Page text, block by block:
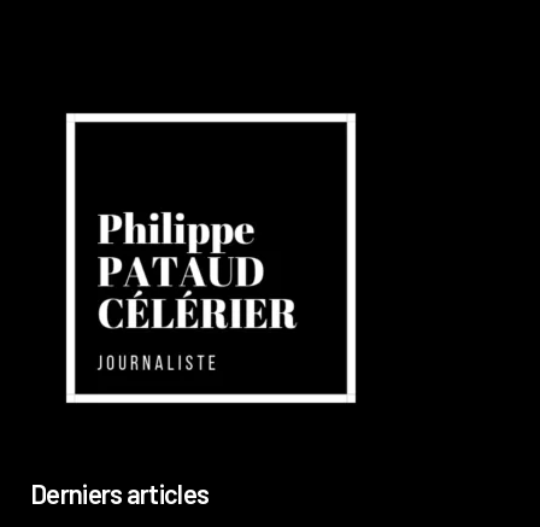
Derniers articles